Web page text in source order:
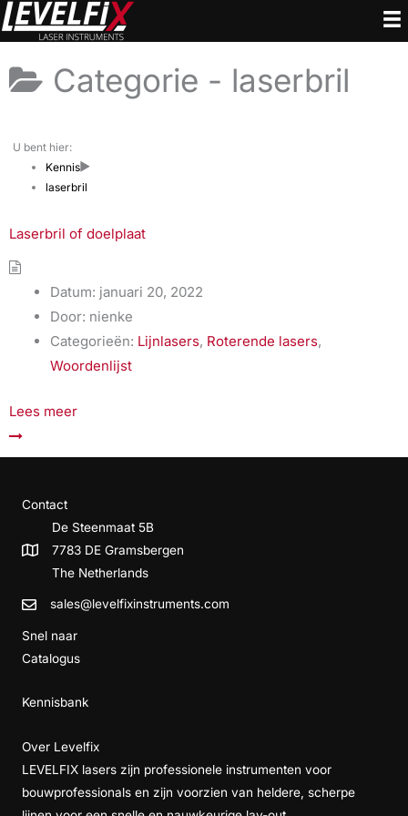
Ga
naar
inhoud
Categorie - laserbril
U bent hier:
Kennis
laserbril
Laserbril of doelplaat
Datum: januari 20, 2022
Door: nienke
Categorieën: Lijnlasers, Roterende lasers,
Woordenlijst
Lees meer
Contact
De Steenmaat 5B
7783 DE Gramsbergen
The Netherlands
sales@levelfixinstruments.com
Snel naar
Catalogus
Kennisbank
Over Levelfix
LEVELFIX lasers zijn professionele instrumenten voor
bouwprofessionals en zijn voorzien van heldere, scherpe